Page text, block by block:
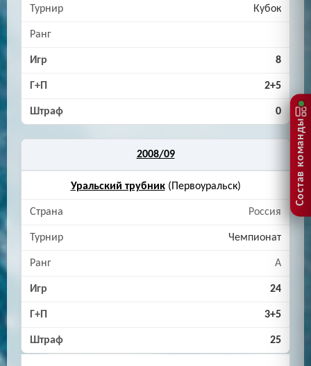
Кубок
8
2+5
0
2008/09
Уральский трубник(Первоуральск)
Россия
Чемпионат
A
24
3+5
25
Состав команды